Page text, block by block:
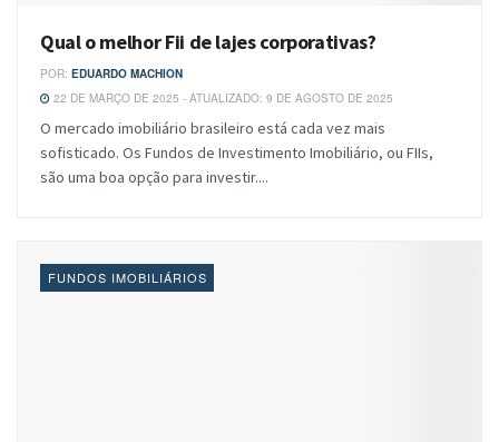
Qual o melhor Fii de lajes corporativas?
POR: EDUARDO MACHION
22 DE MARÇO DE 2025 - ATUALIZADO: 9 DE AGOSTO DE 2025
O mercado imobiliário brasileiro está cada vez mais
sofisticado. Os Fundos de Investimento Imobiliário, ou FIIs,
são uma boa opção para investir....
FUNDOS IMOBILIÁRIOS